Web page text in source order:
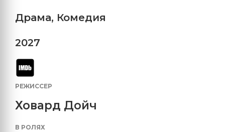
Драма, Комедия
2027
РЕЖИССЕР
Ховард Дойч
В РОЛЯХ